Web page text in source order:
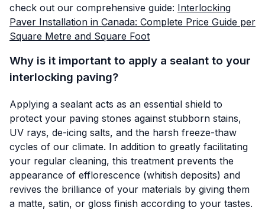
check out our comprehensive guide: Interlocking
Paver Installation in Canada: Complete Price Guide per
Square Metre and Square Foot
Why is it important to apply a sealant to your
interlocking paving?
Applying a sealant acts as an essential shield to
protect your paving stones against stubborn stains,
UV rays, de-icing salts, and the harsh freeze-thaw
cycles of our climate. In addition to greatly facilitating
your regular cleaning, this treatment prevents the
appearance of efflorescence (whitish deposits) and
revives the brilliance of your materials by giving them
a matte, satin, or gloss finish according to your tastes.